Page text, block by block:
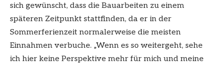
sich gewünscht, dass die Bauarbeiten zu einem
späteren Zeitpunkt stattfinden, da er in der
Sommerferienzeit normalerweise die meisten
Einnahmen verbuche. „Wenn es so weitergeht, sehe
ich hier keine Perspektive mehr für mich und meine